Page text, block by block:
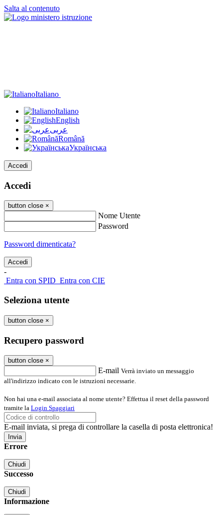
Salta al contenuto
Italiano
Italiano
English
عربى
Română
Українська
Accedi
Accedi
button close ×
Nome Utente
Password
Password dimenticata?
-
Entra con SPID Entra con CIE
Seleziona utente
button close ×
Recupero password
button close ×
E-mail Verrà inviato un messaggio
all'indirizzo indicato con le istruzioni necessarie.
Non hai una e-mail associata al nome utente? Effettua il reset della password
tramite la Login Spaggiari
E-mail inviata, si prega di controllare la casella di posta elettronica!
Errore
Chiudi
Successo
Chiudi
Informazione